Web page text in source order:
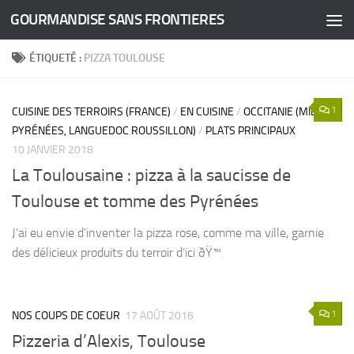
Skip to content
GOURMANDISE SANS FRONTIERES
ÉTIQUETÉ : PIZZA TOULOUSE
1
CUISINE DES TERROIRS (FRANCE) / EN CUISINE / OCCITANIE (MIDI-
PYRÉNÉES, LANGUEDOC ROUSSILLON) / PLATS PRINCIPAUX
10 JANVIER 2018
La Toulousaine : pizza à la saucisse de
Toulouse et tomme des Pyrénées
J’ai eu envie d’inventer la pizza rose, comme ma ville, garnie
des délicieux produits du terroir d’ici ðŸ™‚
1
NOS COUPS DE COEUR 17 AOÛT 2016
Pizzeria d’Alexis, Toulouse